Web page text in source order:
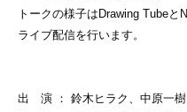
トークの様子はDrawing Tube
ライブ配信を行います。
出 演 ： 鈴木ヒラク、中原一樹